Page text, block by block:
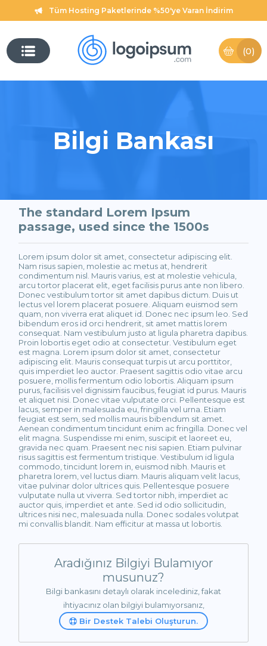
Tüm Hosting Paketlerinde %50'ye Varan İndirim
(0)
Bilgi Bankası
The standard Lorem Ipsum
passage, used since the 1500s
Lorem ipsum dolor sit amet, consectetur adipiscing elit.
Nam risus sapien, molestie ac metus at, hendrerit
condimentum nisl. Mauris varius, est at molestie vehicula,
arcu tortor placerat elit, eget facilisis purus ante non libero.
Donec vestibulum tortor sit amet dapibus dictum. Duis ut
lectus vel lorem placerat posuere. Aliquam euismod sem
quam, non viverra erat aliquet id. Donec nec ipsum leo. Sed
bibendum eros id orci hendrerit, sit amet mattis lorem
consequat. Nam vestibulum justo at ligula pharetra dapibus.
Proin lobortis eget odio at consectetur. Vestibulum eget
est magna. Lorem ipsum dolor sit amet, consectetur
adipiscing elit. Mauris consequat turpis ut arcu porttitor,
quis imperdiet leo auctor. Praesent sagittis odio vitae arcu
posuere, mollis fermentum odio lobortis. Aliquam ipsum
purus, facilisis vel dignissim faucibus, feugiat id purus. Mauris
et aliquet nisi. Donec vitae vulputate orci. Pellentesque est
lacus, semper in malesuada eu, fringilla vel urna. Etiam
feugiat est sem, sed mollis mauris bibendum sit amet.
Aenean condimentum tincidunt enim ac fringilla. Donec vel
elit magna. Suspendisse mi enim, suscipit et laoreet eu,
gravida nec quam. Praesent nec nisi sapien. Etiam pulvinar
risus sagittis est fermentum tristique. Vestibulum id ligula
commodo, tincidunt lorem in, euismod nibh. Mauris et
pharetra lorem, vel luctus diam. Mauris aliquam velit lacus,
vitae pulvinar dolor ultrices quis. Pellentesque posuere
vulputate nulla ut viverra. Sed tortor nibh, imperdiet ac
auctor quis, imperdiet et ante. Sed id odio sollicitudin,
ultrices nisi nec, malesuada nulla. Donec sodales volutpat
mi convallis blandit. Nam efficitur at massa ut lobortis.
Aradığınız Bilgiyi Bulamıyor
musunuz?
Bilgi bankasını detaylı olarak incelediniz, fakat
ihtiyacınız olan bilgiyi bulamıyorsanız,
Bir Destek Talebi Oluşturun.